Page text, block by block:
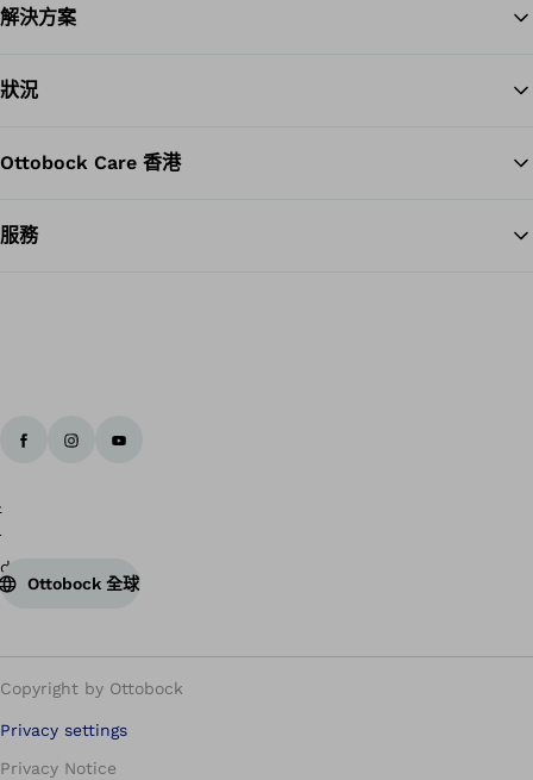
解決方案
狀況
Ottobock Care 香港
服務
Ottobock 全球
Copyright by Ottobock
Privacy settings
Privacy Notice